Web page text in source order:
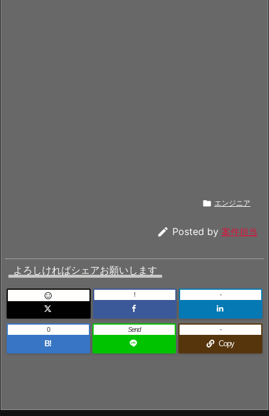
 エンジニア
 Posted by 案件担当
よろしければシェアお願いします
 ! -
B!
0 Send
Copy
-